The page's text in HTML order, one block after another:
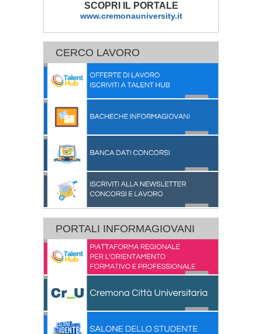
SCOPRI IL PORTALE
www.cremonauniversity.it
CERCO LAVORO
PORTALI INFORMAGIOVANI